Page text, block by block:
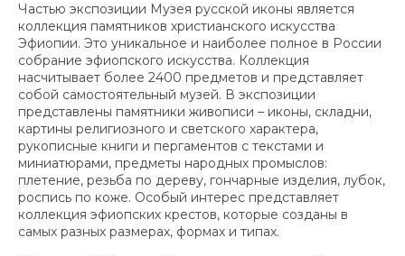
Частью экспозиции Музея русской иконы является
коллекция памятников христианского искусства
Эфиопии. Это уникальное и наиболее полное в России
собрание эфиопского искусства. Коллекция
насчитывает более 2400 предметов и представляет
собой самостоятельный музей. В экспозиции
представлены памятники живописи – иконы, складни,
картины религиозного и светского характера,
рукописные книги и пергаментов с текстами и
миниатюрами, предметы народных промыслов:
плетение, резьба по дереву, гончарные изделия, лубок,
роспись по коже. Особый интерес представляет
коллекция эфиопских крестов, которые созданы в
самых разных размерах, формах и типах.